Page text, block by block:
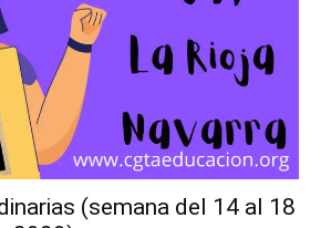
(semana del 14 al 18